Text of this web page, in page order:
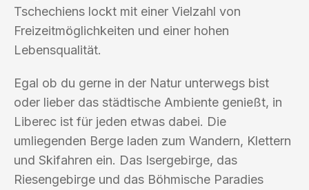
Tschechiens lockt mit einer Vielzahl von
Freizeitmöglichkeiten und einer hohen
Lebensqualität.
Egal ob du gerne in der Natur unterwegs bist
oder lieber das städtische Ambiente genießt, in
Liberec ist für jeden etwas dabei. Die
umliegenden Berge laden zum Wandern, Klettern
und Skifahren ein. Das Isergebirge, das
Riesengebirge und das Böhmische Paradies